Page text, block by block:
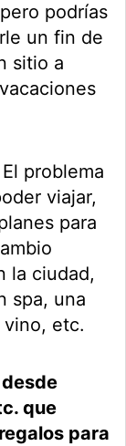
podrías
un fin de
sitio a
El problema
viajar,
para
la ciudad,
spa, una
vino, etc.
que
para